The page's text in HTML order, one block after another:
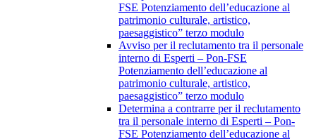
FSE Potenziamento dell’educazione al
patrimonio culturale, artistico,
paesaggistico” terzo modulo
Avviso per il reclutamento tra il personale
interno di Esperti – Pon-FSE
Potenziamento dell’educazione al
patrimonio culturale, artistico,
paesaggistico” terzo modulo
Determina a contrarre per il reclutamento
tra il personale interno di Esperti – Pon-
FSE Potenziamento dell’educazione al